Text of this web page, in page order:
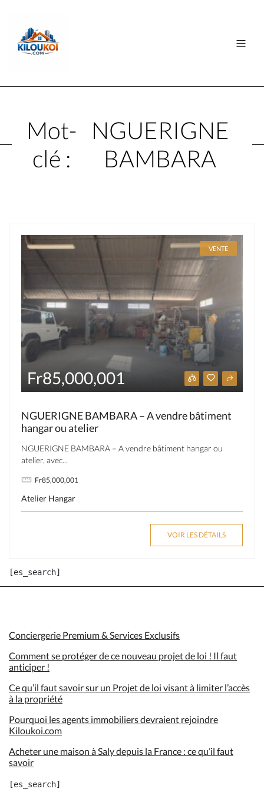
Mot-
clé :
NGUERIGNE
BAMBARA
VENTE
Fr85,000,001
NGUERIGNE BAMBARA – A vendre bâtiment
hangar ou atelier
NGUERIGNE BAMBARA – A vendre bâtiment hangar ou
atelier, avec...
Fr85,000,001
Atelier Hangar
VOIR LES DÉTAILS
Conciergerie Premium & Services Exclusifs
Comment se protéger de ce nouveau projet de loi ! Il faut
anticiper !
Ce qu’il faut savoir sur un Projet de loi visant à limiter l’accès
à la propriété
Pourquoi les agents immobiliers devraient rejoindre
Kiloukoi.com
Acheter une maison à Saly depuis la France : ce qu’il faut
savoir